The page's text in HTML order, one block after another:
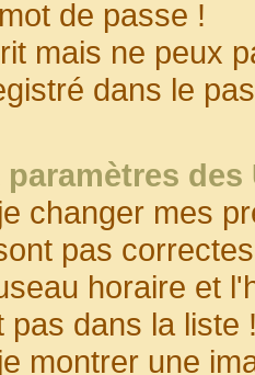
de passe !
mais ne peux
dans le
paramètres
changer mes
pas
horaire et
pas dans la liste
montrer une